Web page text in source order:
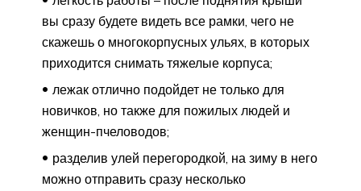
вы сразу будете видеть все рамки, чего не
скажешь о многокорпусных ульях, в которых
приходится снимать тяжелые корпуса;
лежак отлично подойдет не только для
новичков, но также для пожилых людей и
женщин-пчеловодов;
разделив улей перегородкой, на зиму в него
можно отправить сразу несколько